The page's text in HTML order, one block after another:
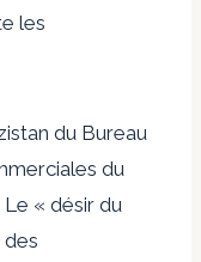
les
du Bureau
du
Le « désir du
des